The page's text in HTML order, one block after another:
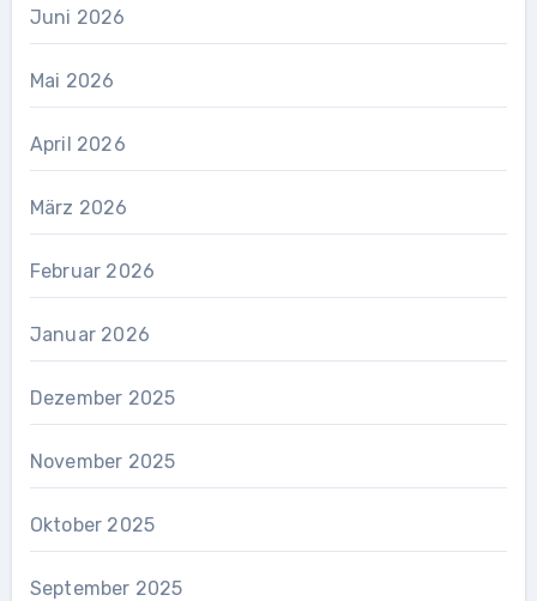
Juni 2026
Mai 2026
April 2026
März 2026
Februar 2026
Januar 2026
Dezember 2025
November 2025
Oktober 2025
September 2025